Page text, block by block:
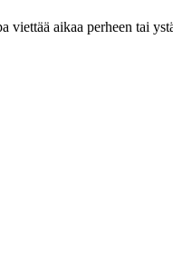
aikaa perheen tai